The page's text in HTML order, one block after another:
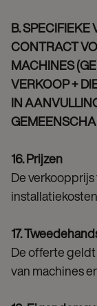
B.
CONTRACT
MACHINES
VERKOOP +
IN
16. Prijzen
De
17.
De offerte
van machines